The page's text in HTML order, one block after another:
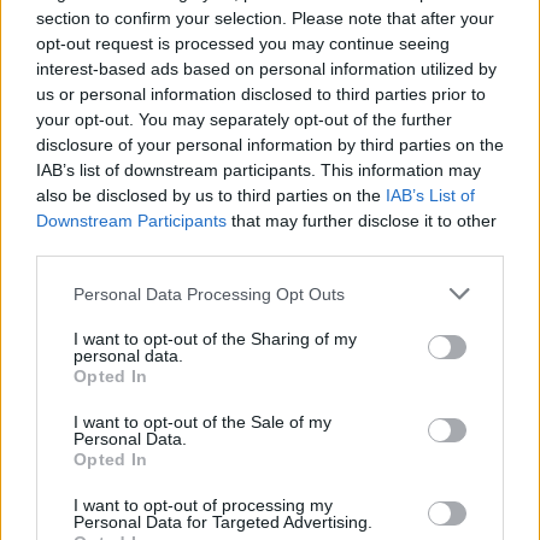
section to confirm your selection. Please note that after your
opt-out request is processed you may continue seeing
interest-based ads based on personal information utilized by
us or personal information disclosed to third parties prior to
your opt-out. You may separately opt-out of the further
disclosure of your personal information by third parties on the
IAB’s list of downstream participants. This information may
also be disclosed by us to third parties on the IAB’s List of
Downstream Participants that may further disclose it to other
Please note that this website/app uses one or more Google
not limited to your visit or usage behaviour. You may click to
grant or deny consent to Google and its third-party tags to
use your data for below specified purposes in below Google
consent section.
Personal Data Processing Opt Outs
I want to opt-out of the Sharing of my
personal data.
Opted In
I want to opt-out of the Sale of my
Personal Data.
Opted In
I want to opt-out of processing my
Personal Data for Targeted Advertising.
#tiktokgreece#fyp #fypgreece#greektiktoker#greektiktok#ΕΟΠΥΥ
#φαρμακεία#EOPYY♬ πρωτότυπος ήχος - Flash.gr
Η διαδικασία
Μπαίνετε στην ιστοσελίδα του ΕΟΠΥΥ, όπου εκεί
επιλέγετε την παραλαβή φαρμάκων υψηλού
κόστους. Αυτό που χρειάζεται είναι να διαθέτετε το
Στη συνέχεια, βήμα-βήμα πιστοποιείτε το
τηλέφωνό σας, κινητό ή σταθερό, το email σας και
αριθμό της συνταγής την οποία θέλετε να
παραλάβετε «Κατ’ Οίκον».
Αν κάποιος δεν μπορεί να μπει στην πλατφόρμα